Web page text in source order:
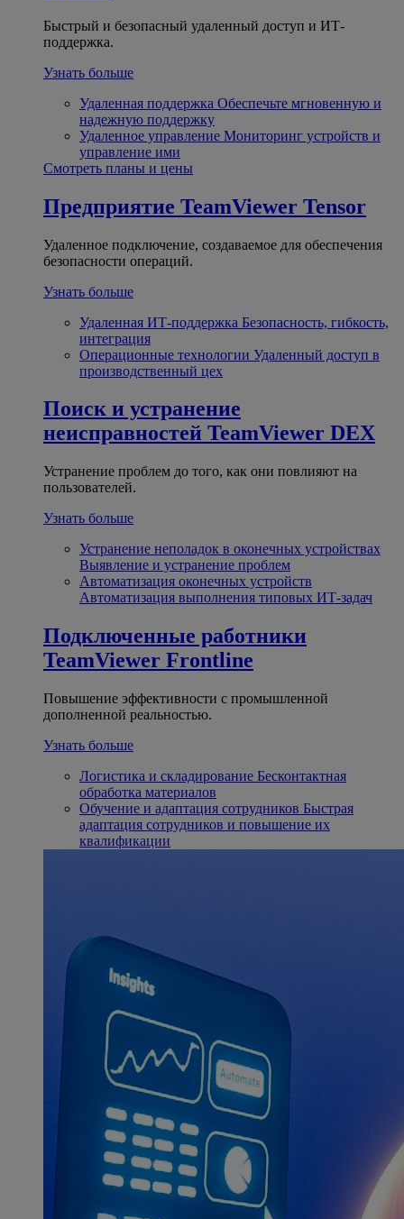
Быстрый и безопасный удаленный доступ и ИТ-
поддержка.
Узнать больше
Удаленная поддержка Обеспечьте мгновенную и
надежную поддержку
Удаленное управление Мониторинг устройств и
управление ими
Смотреть планы и цены
Предприятие TeamViewer Tensor
Удаленное подключение, создаваемое для обеспечения
безопасности операций.
Узнать больше
Удаленная ИТ-поддержка Безопасность, гибкость,
интеграция
Операционные технологии Удаленный доступ в
производственный цех
Поиск и устранение
неисправностей TeamViewer DEX
Устранение проблем до того, как они повлияют на
пользователей.
Узнать больше
Устранение неполадок в оконечных устройствах
Выявление и устранение проблем
Автоматизация оконечных устройств
Автоматизация выполнения типовых ИТ-задач
Подключенные работники
TeamViewer Frontline
Повышение эффективности с промышленной
дополненной реальностью.
Узнать больше
Логистика и складирование Бесконтактная
обработка материалов
Обучение и адаптация сотрудников Быстрая
адаптация сотрудников и повышение их
квалификации